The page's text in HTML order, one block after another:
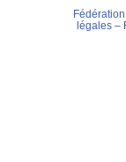
légales–